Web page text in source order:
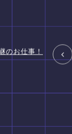
のお仕事！